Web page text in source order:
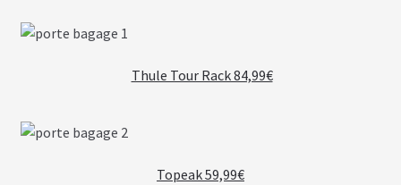
Thule Tour Rack 84,99€
Topeak 59,99€